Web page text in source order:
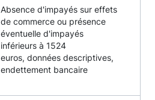
Absence d'impayés sur effets
de commerce ou présence
éventuelle d'impayés
inférieurs à 1524
euros, données descriptives,
endettement bancaire